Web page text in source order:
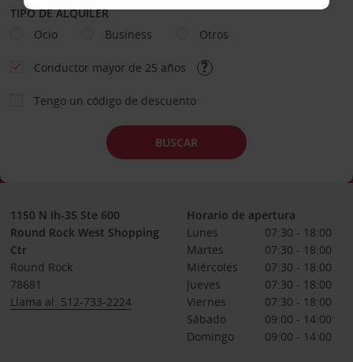
TIPO DE ALQUILER
Ocio
Business Otros
Conductor mayor de 25 años
Tengo un código de descuento
BUSCAR
1150 N Ih-35 Ste 600
Round Rock West Shopping
Ctr
Round Rock
78681
Llama al: 512-733-2224
Horario de apertura
Lunes
07:30 - 18:00
Martes
07:30 - 18:00
Miércoles
07:30 - 18:00
Jueves
07:30 - 18:00
Viernes
07:30 - 18:00
Sábado
09:00 - 14:00
Domingo
09:00 - 14:00